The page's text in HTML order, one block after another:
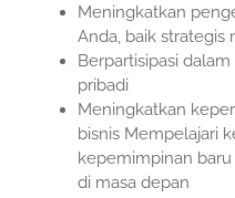
Meningkatkan
Anda, baik strategis
Berpartisipasi
pribadi
Meningkatkan
bisnis Mempelajari
kepemimpinan
di masa depan